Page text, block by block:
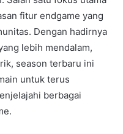
fitur endgame yang
Dengan hadirnya
lebih mendalam,
season terbaru ini
untuk terus
berbagai